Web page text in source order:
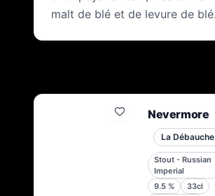
malt de blé et de levure de blé.
Nevermore
La Débauche
Stout - Russian
Imperial
9.5 %
33cl